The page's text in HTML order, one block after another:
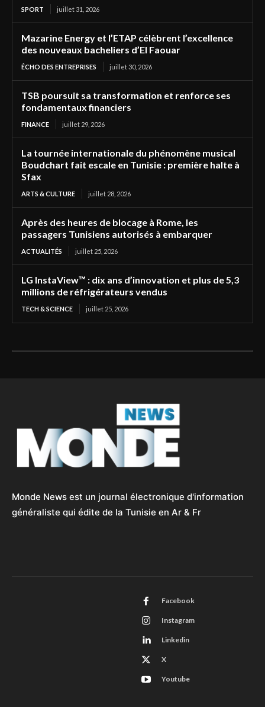
SPORT juillet 31, 2026
Mazarine Energy et l’ETAP célèbrent l’excellence
des nouveaux bacheliers d’El Faouar
ÉCHO DES ENTREPRISES juillet 30, 2026
TSB poursuit sa transformation et renforce ses
fondamentaux financiers
FINANCE juillet 29, 2026
La tournée internationale du phénomène musical
Boudchart fait escale en Tunisie : première halte à
Sfax
ARTS & CULTURE juillet 28, 2026
Après des heures de blocage à Rome, les
passagers Tunisiens autorisés à embarquer
ACTUALITÉS juillet 25, 2026
LG InstaView™ : dix ans d’innovation et plus de 5,3
millions de réfrigérateurs vendus
TECH & SCIENCE juillet 25, 2026
Monde News est un journal électronique d'information
généraliste qui édite de la Tunisie en Ar & Fr
Facebook
Instagram
Linkedin
X
Youtube